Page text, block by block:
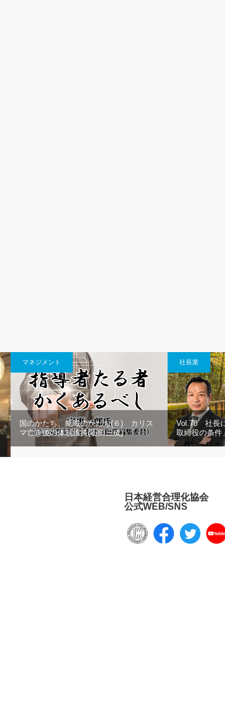
マネジメント
国のかたち、組織のかたち(６) カリス
マ亡き後の体制維持(石田三成)
社長業
Vol.78 社長
取締役の条件
日本経営合理化協会
公式WEB/SNS